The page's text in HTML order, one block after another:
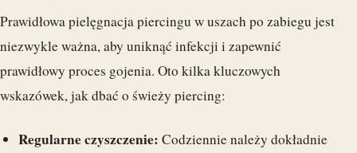
Prawidłowa pielęgnacja piercingu w uszach po zabiegu jest
niezwykle ważna, aby uniknąć infekcji i zapewnić
prawidłowy proces gojenia. Oto kilka kluczowych
wskazówek, jak dbać o świeży piercing:
Regularne czyszczenie: Codziennie należy dokładnie